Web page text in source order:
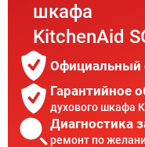
шкафа
KitchenAid
Официальный
Гарантийное
духового шкафа
Диагностика
ремонт по